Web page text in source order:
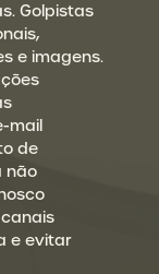
Golpistas
e imagens.
mail
de
não
e evitar